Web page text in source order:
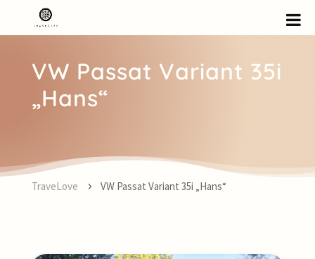
VW Passat Variant 35i
„Hans“
TraveLove 5 VW Passat Variant 35i „Hans“